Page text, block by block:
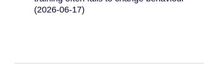
(2026-06-17)